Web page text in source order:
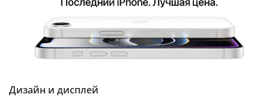
Дизайн и дисплей